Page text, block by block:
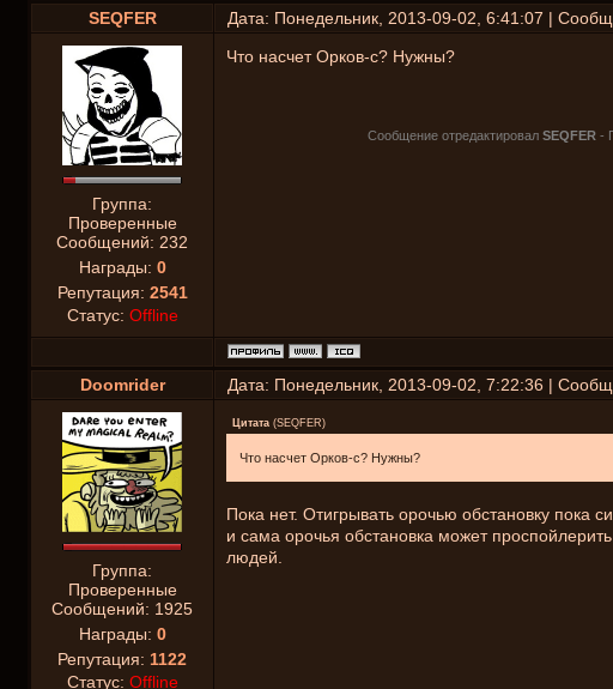
SEQFER Дата: Понедельник, 2013-09-02, 6:41:07 |
Группа:
Проверенные
Сообщений: 232
Награды: 0
Репутация: 2541
Статус: Offline
Что насчет Орков-с? Нужны?
Сообщение отредактировал SEQFER -
Doomrider Дата: Понедельник, 2013-09-02, 7:22:36 |
Группа:
Проверенные
Сообщений: 1925
Награды: 0
Репутация: 1122
Статус: Offline
Цитата (SEQFER)
Что насчет Орков-с? Нужны?
Пока нет. Отигрывать орочью обстановку пока
и сама орочья обстановка может
людей.